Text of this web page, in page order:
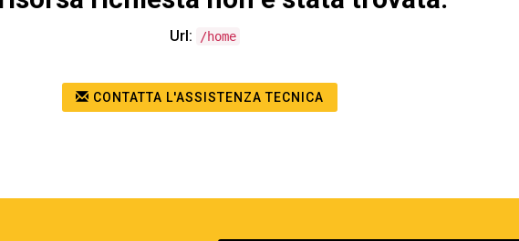
Url: /home
CONTATTA L'ASSISTENZA TECNICA